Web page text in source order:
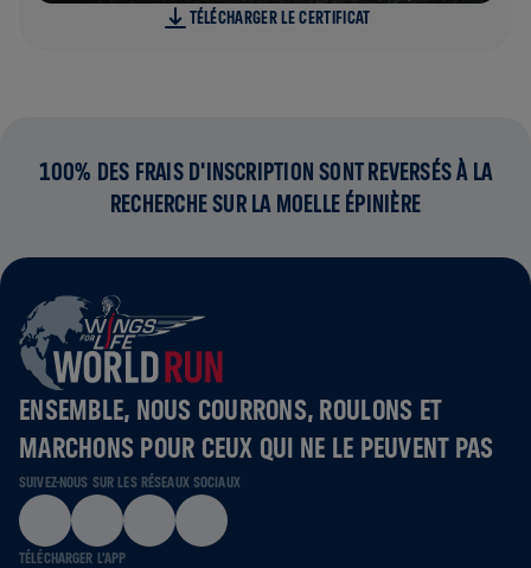
TÉLÉCHARGER LE CERTIFICAT
100% DES FRAIS D'INSCRIPTION SONT REVERSÉS À LA
RECHERCHE SUR LA MOELLE ÉPINIÈRE
ENSEMBLE, NOUS COURRONS, ROULONS ET
MARCHONS POUR CEUX QUI NE LE PEUVENT PAS
SUIVEZ-NOUS SUR LES RÉSEAUX SOCIAUX
TÉLÉCHARGER L'APP